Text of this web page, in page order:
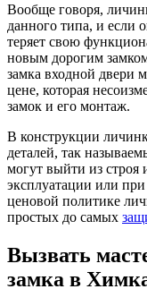
Вообще говоря,
данного типа, и если
теряет свою
новым дорогим
замка входной двери
цене, которая
замок и его монтаж.
В конструкции
деталей, так
могут выйти из строя
эксплуатации или
ценовой политике
простых до самых
Вызвать
замка в